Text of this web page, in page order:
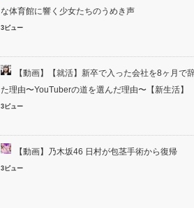
な体育館に響く少女たちのうめき声
3ビュー
【動画】【就活】新卒で入った会社を8ヶ月で
た理由〜YouTuberの道を選んだ理由〜【新生活】
3ビュー
【動画】乃木坂46 日村が包茎手術から復帰
3ビュー